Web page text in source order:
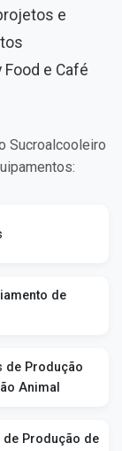
e
e Café
Sucroalcooleiro
de
de Produção
Animal
de Produção de